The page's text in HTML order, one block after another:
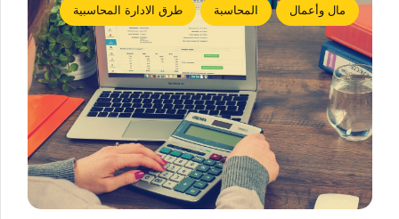
مال وأعمال المحاسبة طرق الادارة المحاسبية